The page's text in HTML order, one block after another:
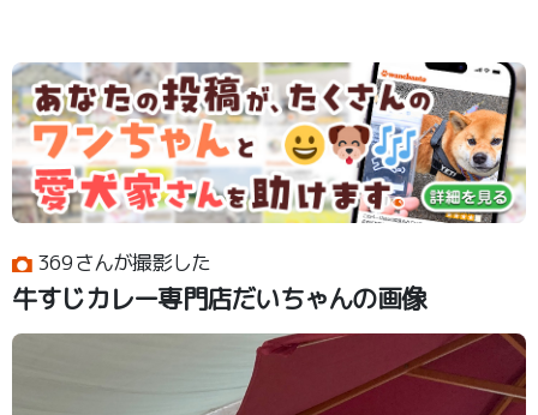
369さんが撮影した
牛すじカレー専門店だいちゃんの画像